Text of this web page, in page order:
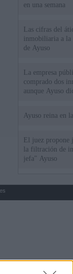
en una semana
Las cifras del
inmobiliaria a la
de Ayuso
La empresa
comprado dos
aunque Ayuso
Ayuso reina en
El juez propone
la filtración de
jefa" Ayuso